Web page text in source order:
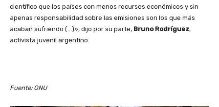
científico que los países con menos recursos económicos y sin
apenas responsabilidad sobre las emisiones son los que más
acaban sufriendo (…)», dijo por su parte, Bruno Rodríguez,
activista juvenil argentino.
Fuente: ONU